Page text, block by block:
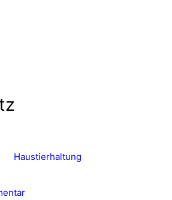
Haustierhaltung